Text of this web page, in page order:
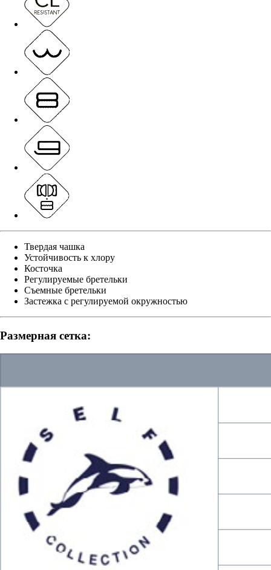
Твердая чашка
Устойчивость к хлору
Косточка
Регулируемые бретельки
Съемные бретельки
Застежка с регулируемой окружностью
Размерная сетка: